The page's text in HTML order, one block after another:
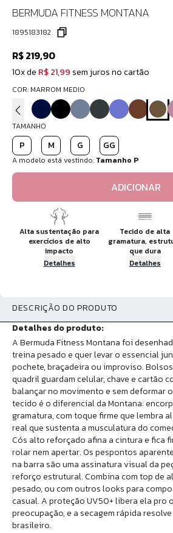
BERMUDA FITNESS MONTANA
1895183182
R$ 219,90
10x de R$ 21,99 sem juros no cartão
COR: MARROM MEDIO
TAMANHO
P M G GG
A modelo está vestindo: Tamanho P
ADICIONAR
Alta sustentação para
exercícios de alto
impacto
Detalhes
Tecido de alta
gramatura,
que dura
Detalhes
DESCRIÇÃO DO PRODUTO
Detalhes do produto:
A Bermuda Fitness Montana foi
treina pesado e quer levar o essencial
pochete, braçadeira ou improviso.
quadril guardam celular, chave e cartão
balançar no movimento e sem deformar
tecido é o diferencial da Montana:
gramatura, com toque firme que lembra
real que sustenta a musculatura do
Cós alto reforçado afina a cintura e fica
rolar nem apertar. Os pespontos
na barra são uma assinatura visual da
reforço estrutural. Combina com top de
pesado, ou com outros looks para
casual. A proteção UV50+ libera ela pro
preocupação, e a secagem rápida
brasileiro.